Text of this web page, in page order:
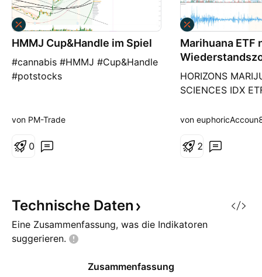
HMMJ Cup&Handle im Spiel
#cannabis #HMMJ #Cup&Handle
#potstocks
von PM-Trade
0
Marihuana ETF
HORIZONS
SCIENCES IDX
wiederspiegelt.
sich nun eine gute
auch immer noch
von
2
Technische Daten
Eine Zusammenfassung, was die Indikatoren
suggerieren.
Zusammenfassung